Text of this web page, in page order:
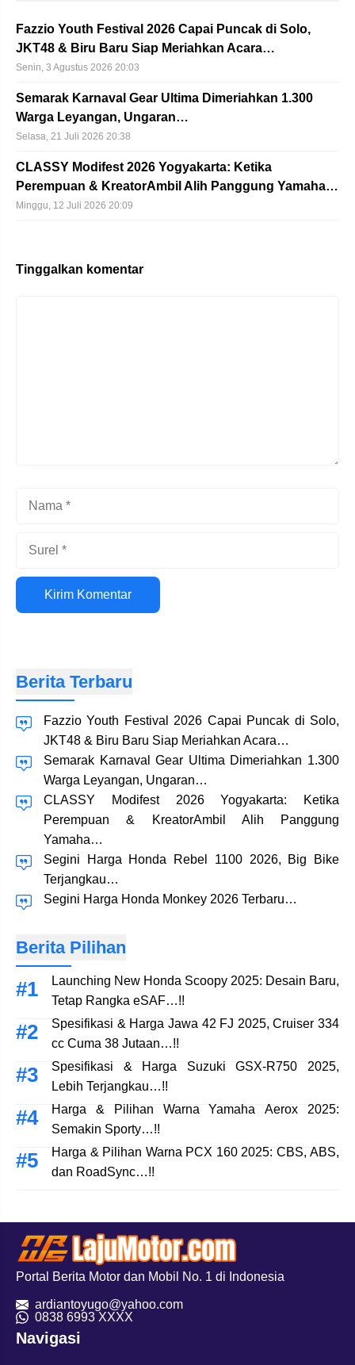
Fazzio Youth Festival 2026 Capai Puncak di Solo,
JKT48 & Biru Baru Siap Meriahkan Acara…
Senin, 3 Agustus 2026 20:03
Semarak Karnaval Gear Ultima Dimeriahkan 1.300
Warga Leyangan, Ungaran…
Selasa, 21 Juli 2026 20:38
CLASSY Modifest 2026 Yogyakarta: Ketika
Perempuan & KreatorAmbil Alih Panggung Yamaha…
Minggu, 12 Juli 2026 20:09
Tinggalkan komentar
Situs
web
Berita Terbaru
Fazzio Youth Festival 2026 Capai Puncak di Solo,
JKT48 & Biru Baru Siap Meriahkan Acara…
Semarak Karnaval Gear Ultima Dimeriahkan 1.300
Warga Leyangan, Ungaran…
CLASSY Modifest 2026 Yogyakarta: Ketika
Perempuan & KreatorAmbil Alih Panggung
Yamaha…
Segini Harga Honda Rebel 1100 2026, Big Bike
Terjangkau…
Segini Harga Honda Monkey 2026 Terbaru…
Berita Pilihan
Launching New Honda Scoopy 2025: Desain Baru,
Tetap Rangka eSAF…!!
Spesifikasi & Harga Jawa 42 FJ 2025, Cruiser 334
cc Cuma 38 Jutaan…!!
Spesifikasi & Harga Suzuki GSX-R750 2025,
Lebih Terjangkau…!!
Harga & Pilihan Warna Yamaha Aerox 2025:
Semakin Sporty…!!
Harga & Pilihan Warna PCX 160 2025: CBS, ABS,
dan RoadSync…!!
Portal Berita Motor dan Mobil No. 1 di Indonesia
ardiantoyugo@yahoo.com
0838 6993 XXXX
Navigasi